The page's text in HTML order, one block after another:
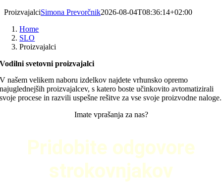
ProizvajalciSimona Prevorčnik2026-08-04T08:36:14+02:00
Home
SLO
Proizvajalci
Vodilni svetovni proizvajalci
V našem velikem naboru izdelkov najdete vrhunsko opremo
najuglednejših proizvajalcev, s katero boste učinkovito avtomatizirali
svoje procese in razvili uspešne rešitve za vse svoje proizvodne naloge.
Imate vprašanja za nas?
Pridobite odgovore
strokovnjakov